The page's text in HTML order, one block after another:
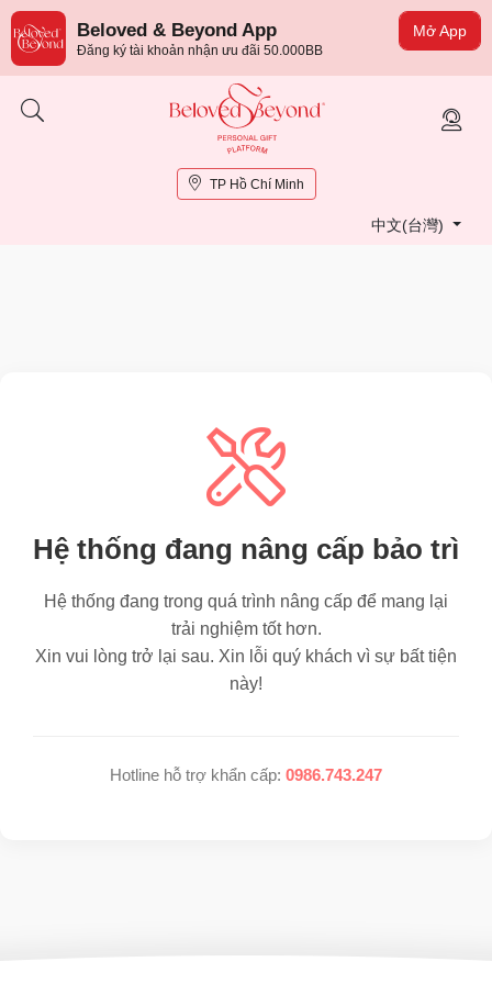
Mở App
Beloved & Beyond App
Đăng ký tài khoản nhận ưu đãi 50.000BB
TP Hồ Chí Minh
中文(台灣)
Hệ thống đang nâng cấp bảo trì
Hệ thống đang trong quá trình nâng cấp để mang lại
trải nghiệm tốt hơn.
Xin vui lòng trở lại sau. Xin lỗi quý khách vì sự bất tiện
này!
Hotline hỗ trợ khẩn cấp: 0986.743.247